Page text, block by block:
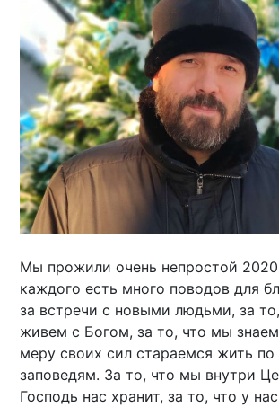
Мы прожили очень непростой
каждого есть много поводов для
за встречи с новыми людьми, за
живем с Богом, за то, что мы
меру своих сил стараемся жить по
заповедям. За то, что мы внутри
Господь нас хранит, за то, что у